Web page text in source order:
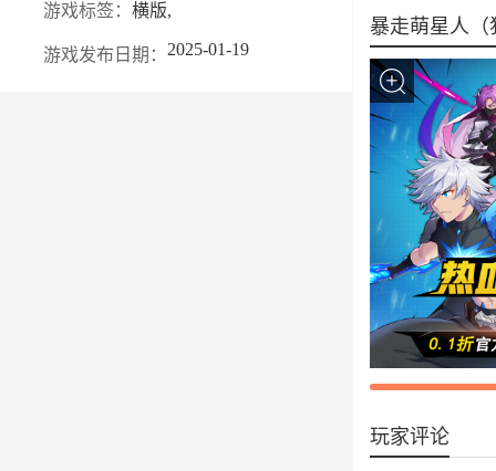
游戏标签： 横版,
游戏发布日期： 2025-01-19
暴走萌星人（
玩家评论